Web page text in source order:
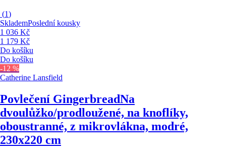
(1)
SklademPoslední kousky
1 036 Kč
1 179 Kč
Do košíku
Do košíku
-12 %
Catherine Lansfield
Povlečení GingerbreadNa
dvoulůžko/prodloužené, na knoflíky,
oboustranné, z mikrovlákna, modré,
230x220 cm